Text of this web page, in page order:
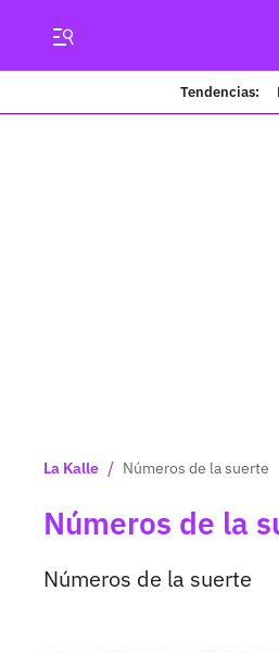
Tendencias:
La Kalle / Números de la suerte
Números de la
Números de la suerte